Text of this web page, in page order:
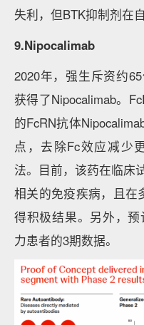
失利，但BTK抑制剂在
9.Nipocalimab
2020年，强生斥资约
获得了Nipocalimab。
的FcRN抗体
点，去除Fc效应减少
法。目前，该药在临床
相关的免疫疾病，且在
得积极结果。另外，
力患者的3期数据。